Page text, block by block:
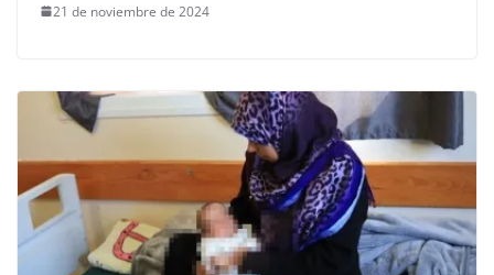
21 de noviembre de 2024